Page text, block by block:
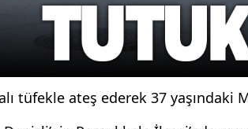
tüfekle ateş ederek 37 yaşındaki